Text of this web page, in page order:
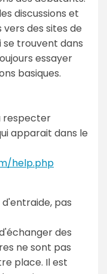
discussions et
vers des sites de
trouvent dans
essayer
basiques.
respecter
apparait dans le
help.php
pas
des
ne sont pas
place. Il est